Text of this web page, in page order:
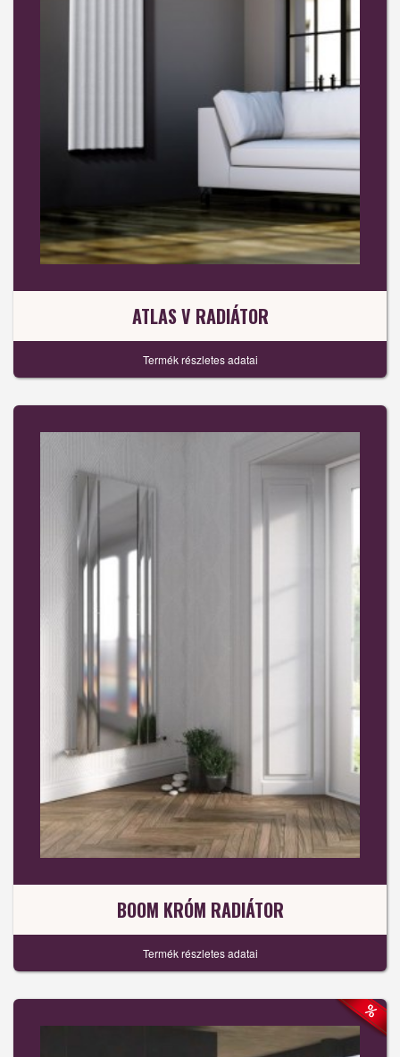
ATLAS V RADIÁTOR
Termék részletes adatai
BOOM KRÓM RADIÁTOR
Termék részletes adatai